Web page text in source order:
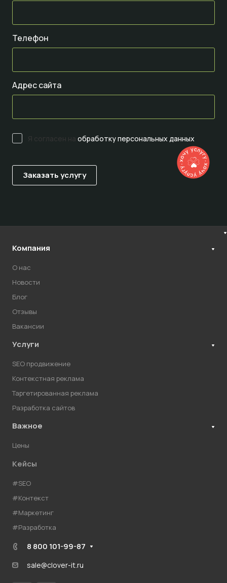
Телефон
Адрес сайта
Я согласен на обработку персональных данных
Компания
О нас
Новости
Блог
Отзывы
Вакансии
Услуги
SEO продвижение
Контекстная реклама
Таргетированная реклама
Разработка сайтов
Важное
Цены
Кейсы
#SEO
#Контекст
#Маркетинг
#Разработка
8 800 101-99-87
sale@clover-it.ru